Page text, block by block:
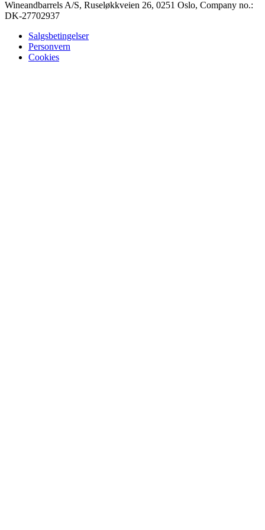
Wineandbarrels A/S, Ruseløkkveien 26, 0251 Oslo, Company no.:
DK-27702937
Salgsbetingelser
Personvern
Cookies